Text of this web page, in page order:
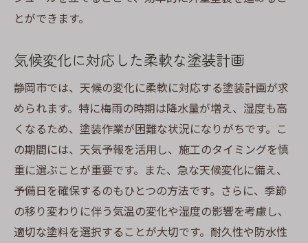
とができます。
気候変化に対応した柔軟な塗装計画
静岡市では、天候の変化に柔軟に対応する塗装計画が求
められます。特に梅雨の時期は降水量が増え、湿度も高
くなるため、塗装作業が困難な状況になりがちです。こ
の期間には、天気予報を活用し、施工のタイミングを慎
重に選ぶことが重要です。また、急な天候変化に備え、
予備日を確保するのもひとつの方法です。さらに、季節
の移り変わりに伴う気温の変化や湿度の影響を考慮し、
適切な塗料を選択することが大切です。耐久性や防水性